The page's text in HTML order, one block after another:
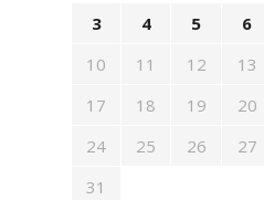
3
4 5 6
10
11 12 13
17
18 19 20
24
25 26 27
31